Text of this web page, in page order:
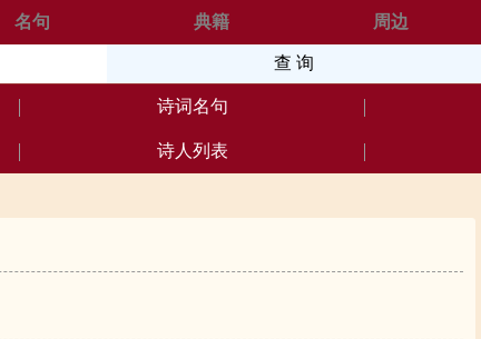
周边
典籍
名句
诗词名句
诗人列表